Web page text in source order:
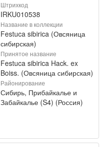
Штрихкод
IRKU010538
Название в коллекции
Festuca sibirica (Овсяница
сибирская)
Принятое название
Festuca sibirica Hack. ex
Boiss. (Овсяница сибирская)
Районирование
Сибирь, Прибайкалье и
Забайкалье (S4) (Россия)